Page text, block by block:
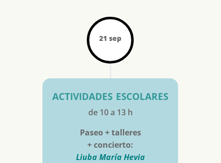
21 sep
actividades escolares
de 10 a 13 h
Paseo + talleres
+ concierto:
Liuba María Hevia